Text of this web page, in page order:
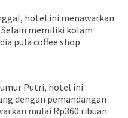
hotel ini menawarkan
Selain memiliki kolam
pula coffee shop
Putri, hotel ini
dengan pemandangan
mulai Rp360 ribuan.